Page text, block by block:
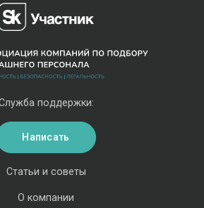
Статьи и советы
О компании
поддержки:
Написать